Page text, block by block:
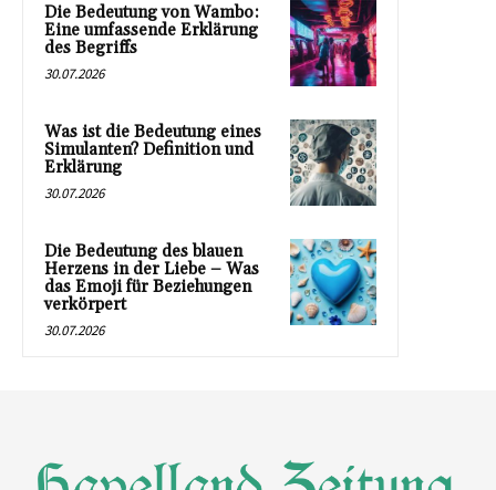
Die Bedeutung von Wambo:
Eine umfassende Erklärung
des Begriffs
30.07.2026
Was ist die Bedeutung eines
Simulanten? Definition und
Erklärung
30.07.2026
Die Bedeutung des blauen
Herzens in der Liebe – Was
das Emoji für Beziehungen
verkörpert
30.07.2026